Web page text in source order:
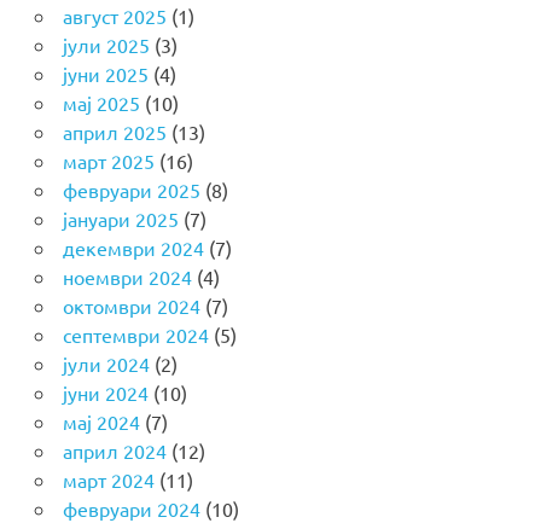
август 2025 (1)
јули 2025 (3)
јуни 2025 (4)
мај 2025 (10)
април 2025 (13)
март 2025 (16)
февруари 2025 (8)
јануари 2025 (7)
декември 2024(7)
ноември 2024(4)
октомври 2024(7)
септември 2024(5)
јули 2024(2)
јуни 2024(10)
мај 2024(7)
април 2024(12)
март 2024(11)
февруари 2024(10)